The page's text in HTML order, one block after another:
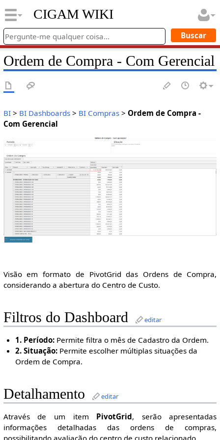
CIGAM WIKI
Ordem de Compra - Com Gerencial
BI> BI Dashboards> BI Compras> Ordem de Compra -
Com Gerencial
Visão em formato de PivotGrid das Ordens de Compra,
considerando a abertura do Centro de Custo.
Filtros do Dashboard editar
1. Período: Permite filtra o mês de Cadastro da Ordem.
2. Situação: Permite escolher múltiplas situações da
Ordem de Compra.
Detalhamento editar
Através de um item PivotGrid, serão apresentadas
informações detalhadas das ordens de compras,